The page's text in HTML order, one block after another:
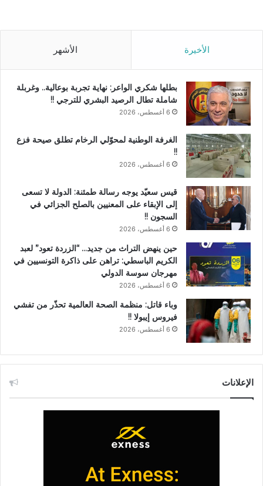
الأخيرة الأشهر
بطلها شكري الواعر: نهاية تجربة بوعالية.. وغربلة
شاملة تطال الرصيد البشري للترجي !!
6 أغسطس، 2026
الغرفة الوطنية لمحوّلي الرخام تطلق صيحة فزع
!!
6 أغسطس، 2026
قيس سعيّد يوجه رسالة طمئنة: الدولة لا تسعى
إلى الإبقاء على المعنيين بالصلح الجزائي في
السجون !!
6 أغسطس، 2026
حين ينهض التراث من جديد… “الزردة تعود” لعبد
الكريم الباسطي: تراهن على ذاكرة التونسيين في
مهرجان سوسة الدولي
6 أغسطس، 2026
وباء قاتل: منظمة الصحة العالمية تحذّر من تفشي
فيروس إيبولا !!
6 أغسطس، 2026
الإعلانات